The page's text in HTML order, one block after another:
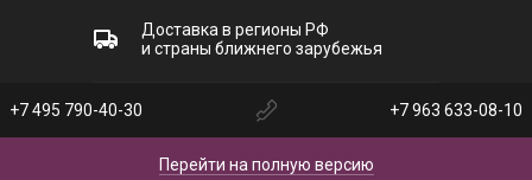
Доставка в регионы РФ
и страны ближнего зарубежья
+7 495 790-40-30 +7 963 633-08-10
Перейти на полную версию